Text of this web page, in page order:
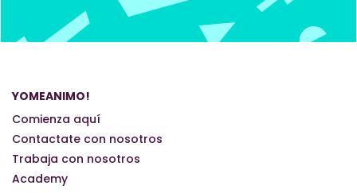
YOMEANIMO!
Comienza aquí
Contactate con nosotros
Trabaja con nosotros
Academy